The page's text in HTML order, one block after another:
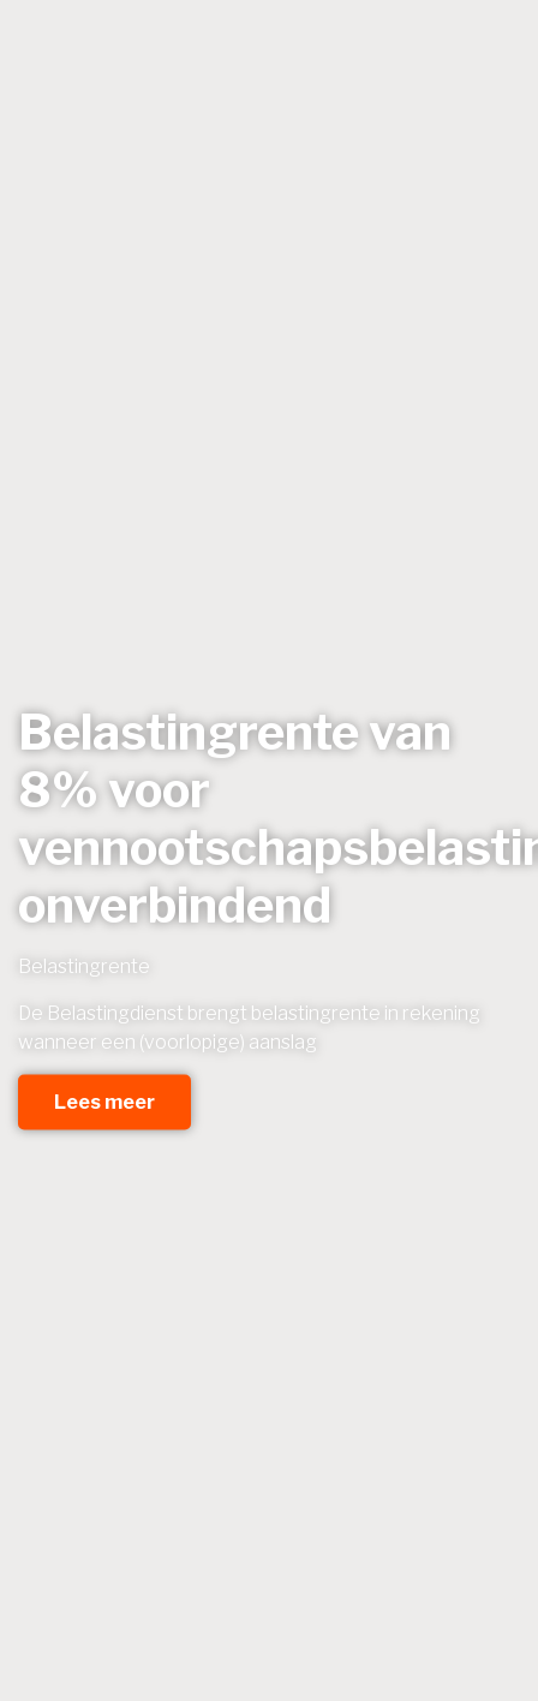
Belastingrente van
8% voor
onverbindend
Belastingrente
De Belastingdienst brengt belastingrente in rekening
wanneer een (voorlopige) aanslag
Lees meer